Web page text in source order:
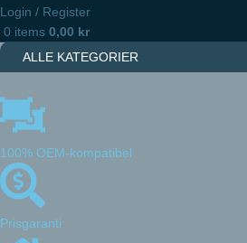
Login / Register
0 items 0,00 kr
ALLE KATEGORIER
100% OEM-kompatibel
Prisgaranti